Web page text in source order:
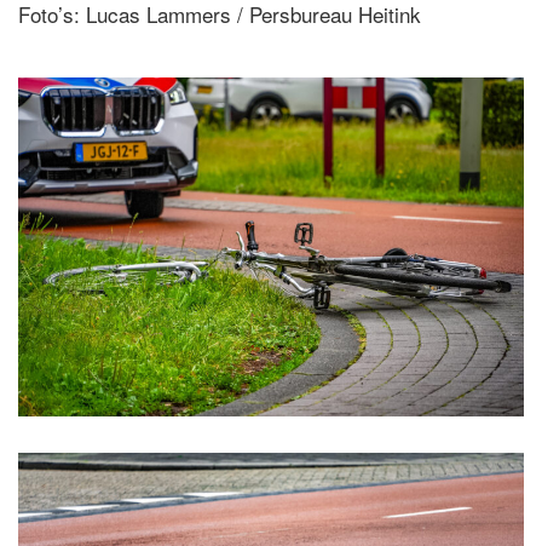
Foto’s: Lucas Lammers / Persbureau Heitink